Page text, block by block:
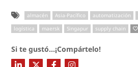
almacén Asia-Pacífico automatización
logística
maersk Singapur supply chain
Si te gustó...¡Compártelo!